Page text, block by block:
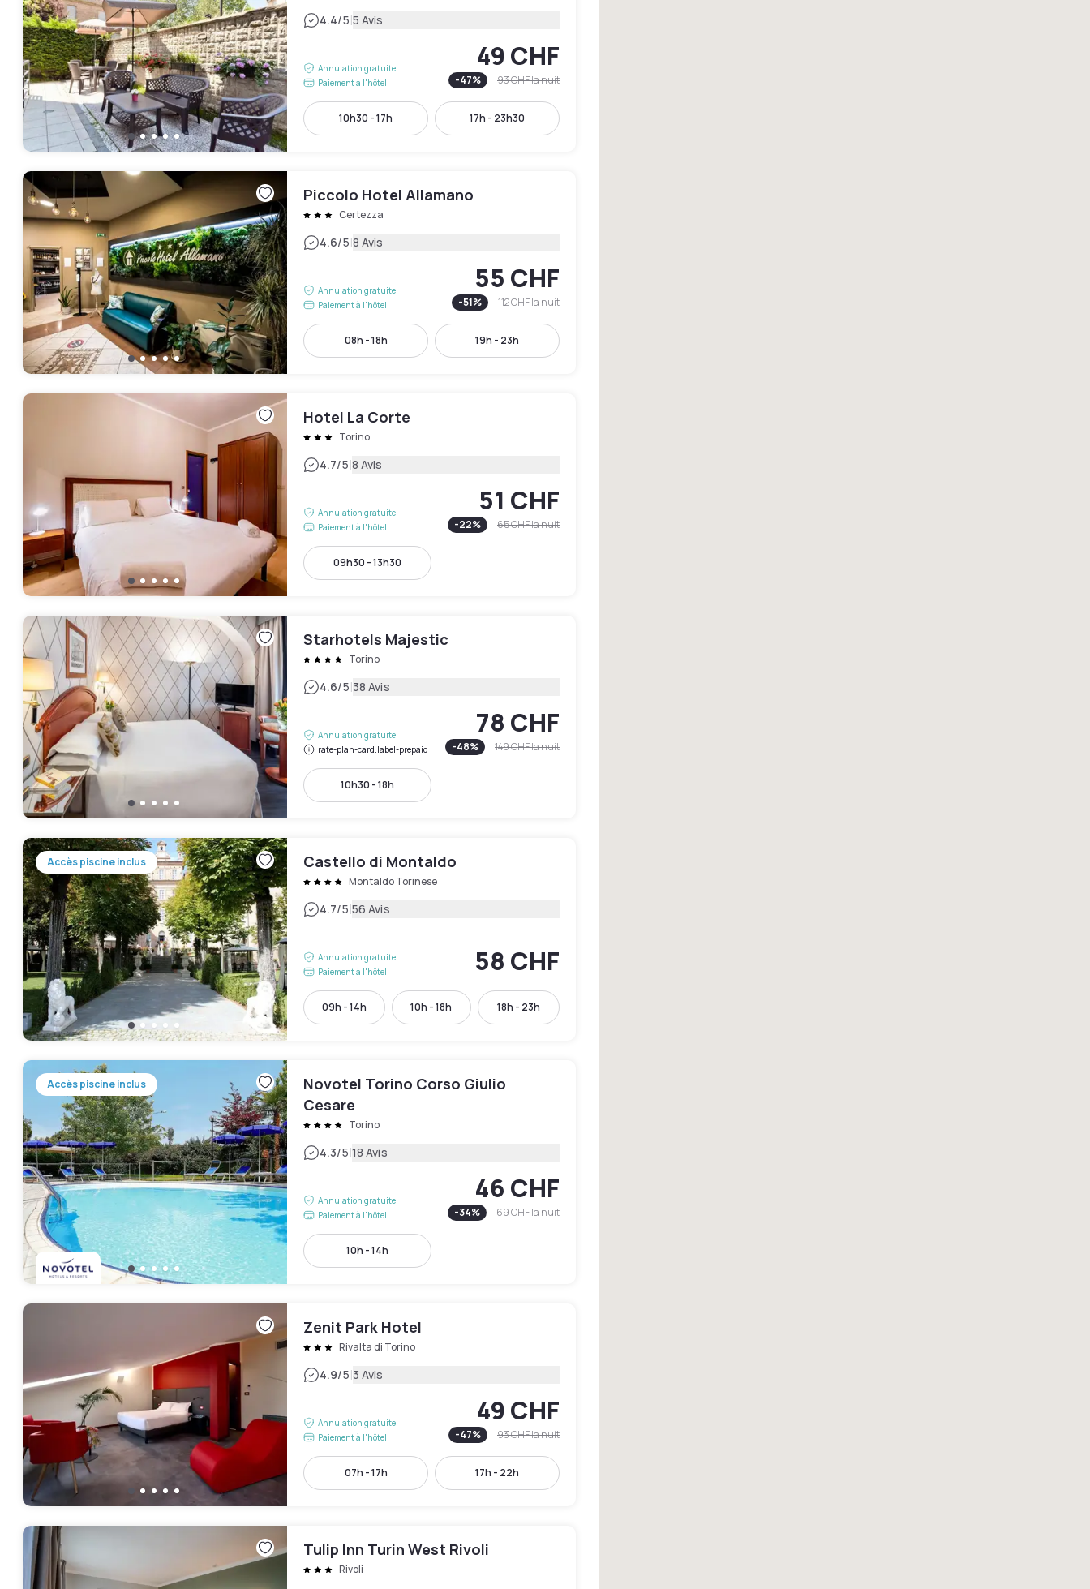
4.4/5|5 Avis
Annulation gratuite
Paiement à l'hôtel
49 CHF
-47% 93 CHFla nuit
10h30 - 17h 17h - 23h30
Piccolo Hotel Allamano
Certezza
4.6/5|8 Avis
Annulation gratuite
Paiement à l'hôtel
55 CHF
-51% 112 CHFla nuit
08h - 18h 19h - 23h
Hotel La Corte
Torino
4.7/5|8 Avis
Annulation gratuite
Paiement à l'hôtel
51 CHF
-22% 65 CHFla nuit
09h30 - 13h30
Starhotels Majestic
Torino
4.6/5|38 Avis
Annulation gratuite
rate-plan-card.label-prepaid
78 CHF
-48% 149 CHFla nuit
10h30 - 18h
Accès piscine inclus Castello di Montaldo
Montaldo Torinese
4.7/5|56 Avis
Annulation gratuite
Paiement à l'hôtel
58 CHF
09h - 14h 10h - 18h 18h - 23h
Accès piscine inclus
Novotel Torino Corso Giulio
Cesare
Torino
4.3/5|18 Avis
Annulation gratuite
Paiement à l'hôtel
46 CHF
-34% 69 CHFla nuit
10h - 14h
Zenit Park Hotel
Rivalta di Torino
4.9/5|3 Avis
Annulation gratuite
Paiement à l'hôtel
49 CHF
-47% 93 CHFla nuit
07h - 17h 17h - 22h
Tulip Inn Turin West Rivoli
Rivoli